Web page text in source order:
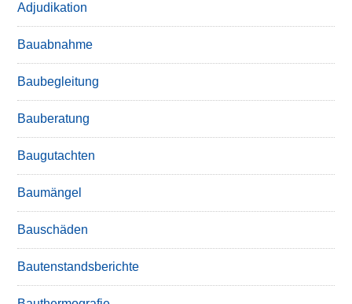
Adjudikation
Bauabnahme
Baubegleitung
Bauberatung
Baugutachten
Baumängel
Bauschäden
Bautenstandsberichte